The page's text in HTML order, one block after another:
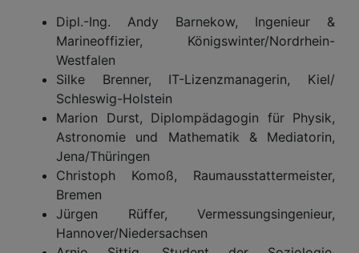
Dipl.-Ing. Andy Barnekow, Ingenieur &
Marineoffizier, Königswinter/Nordrhein-
Westfalen
Silke Brenner, IT-Lizenzmanagerin, Kiel/
Schleswig-Holstein
Marion Durst, Diplompädagogin für Physik,
Astronomie und Mathematik & Mediatorin,
Jena/Thüringen
Christoph Komoß, Raumausstattermeister,
Bremen
Jürgen Rüffer, Vermessungsingenieur,
Hannover/Niedersachsen